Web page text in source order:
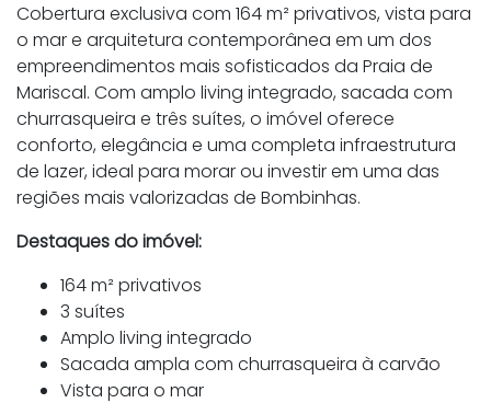
Cobertura exclusiva com 164 m² privativos, vista para
o mar e arquitetura contemporânea em um dos
empreendimentos mais sofisticados da Praia de
Mariscal. Com amplo living integrado, sacada com
churrasqueira e três suítes, o imóvel oferece
conforto, elegância e uma completa infraestrutura
de lazer, ideal para morar ou investir em uma das
regiões mais valorizadas de Bombinhas.
Destaques do imóvel:
164 m² privativos
3 suítes
Amplo living integrado
Sacada ampla com churrasqueira à carvão
Vista para o mar